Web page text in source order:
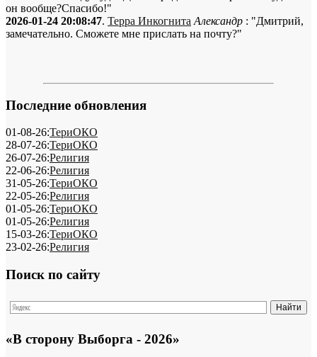
он вообще?Спасибо!"
2026-01-24 20:08:47. Терра Инкогнита Александр : "Дмитрий,
замечательно. Сможете мне прислать на почту?"
Последние обновления
01-08-26:ТериОКО
28-07-26:ТериОКО
26-07-26:Религия
22-06-26:Религия
31-05-26:ТериОКО
22-05-26:Религия
01-05-26:ТериОКО
01-05-26:Религия
15-03-26:ТериОКО
23-02-26:Религия
Поиск по сайту
«В сторону Выборга - 2026»